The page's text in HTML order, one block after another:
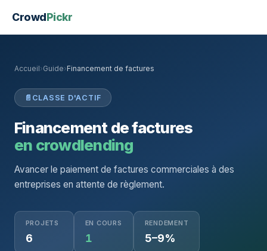
CrowdPickr
Accueil›Guide›Financement de factures
📄 CLASSE D'ACTIF
Financement de factures
en crowdlending
Avancer le paiement de factures commerciales à des
entreprises en attente de règlement.
PROJETS
6
EN COURS
1
RENDEMENT
5–9%